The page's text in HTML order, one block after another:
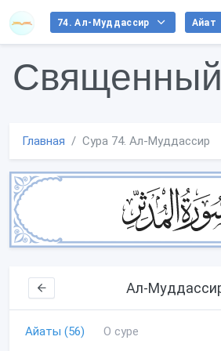
74. Ал-Муддассир Айат
Главная Сура 74. Ал-Муддассир
Ал-
Айаты (56) О суре